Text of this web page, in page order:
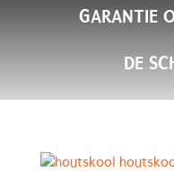
GARANTIE
DE